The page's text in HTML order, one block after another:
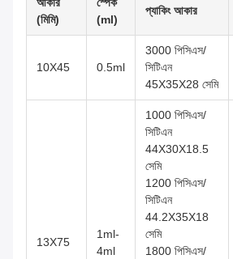
আকার
(মিমি)
স্পেক
(ml)
প্যাকিং আকার
10X45 0.5ml
3000 পিসিএস/
সিটিএন
45X35X28 সেমি
13X75
1ml-
4ml
1000 পিসিএস/
সিটিএন
44X30X18.5
সেমি
1200 পিসিএস/
সিটিএন
44.2X35X18
সেমি
1800 পিসিএস/